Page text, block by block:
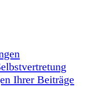
Ihrer Beiträge